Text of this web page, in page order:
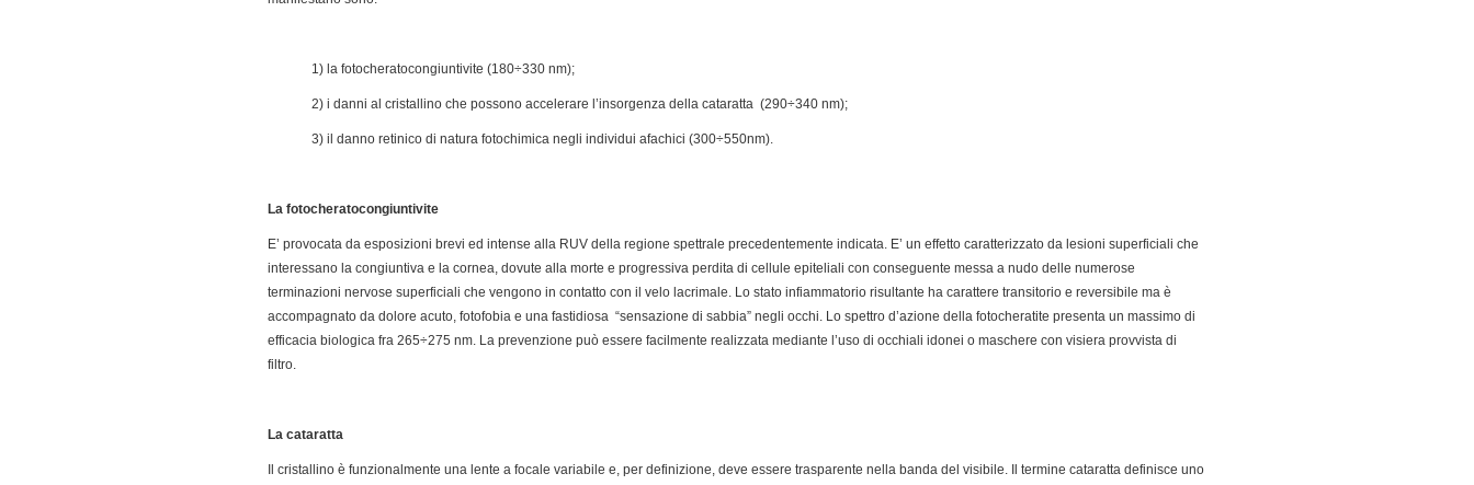
1) la fotocheratocongiuntivite (180÷330 nm);
2) i danni al cristallino che possono accelerare l’insorgenza della cataratta (290÷340 nm);
3) il danno retinico di natura fotochimica negli individui afachici (300÷550nm).
La fotocheratocongiuntivite
E’ provocata da esposizioni brevi ed intense alla RUV della regione spettrale precedentemente indicata. E’ un effetto caratterizzato da lesioni superficiali che
interessano la congiuntiva e la cornea, dovute alla morte e progressiva perdita di cellule epiteliali con conseguente messa a nudo delle numerose
terminazioni nervose superficiali che vengono in contatto con il velo lacrimale. Lo stato infiammatorio risultante ha carattere transitorio e reversibile ma è
accompagnato da dolore acuto, fotofobia e una fastidiosa “sensazione di sabbia” negli occhi. Lo spettro d’azione della fotocheratite presenta un massimo di
efficacia biologica fra 265÷275 nm. La prevenzione può essere facilmente realizzata mediante l’uso di occhiali idonei o maschere con visiera provvista di
filtro.
La cataratta
Il cristallino è funzionalmente una lente a focale variabile e, per definizione, deve essere trasparente nella banda del visibile. Il termine cataratta definisce uno